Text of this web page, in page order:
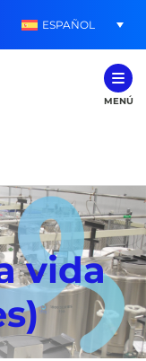
ESPAÑOL
MENÚ
vida